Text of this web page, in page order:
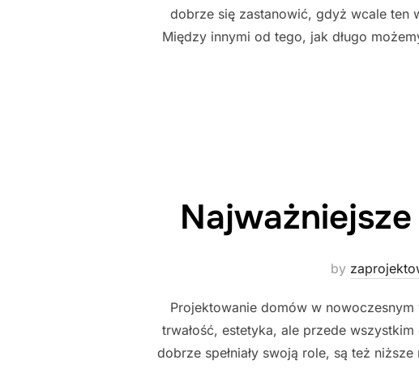
dobrze się zastanowić, gdyż wcale ten
Między innymi od tego, jak długo
by
Projektowanie domów w
trwałość, estetyka, ale przede
dobrze spełniały swoją role, są też